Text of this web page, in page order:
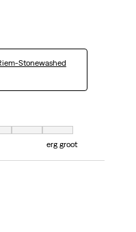
Stonewashed
klein en 7 gelijk is aan erg groot
erg groot